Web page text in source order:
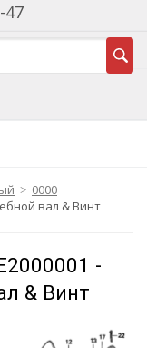
47
0000
вал & Винт
-
& Винт